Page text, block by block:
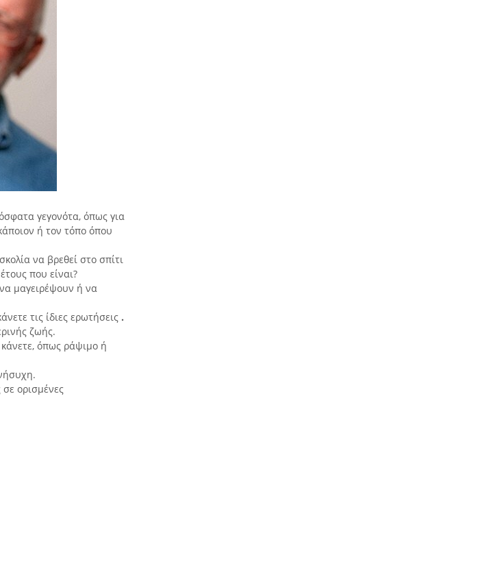
γεγονότα, όπως για
ή τον τόπο όπου
να βρεθεί στο σπίτι
που είναι?
μαγειρέψουν ή να
τις ίδιες ερωτήσεις .
ζωής.
όπως ράψιμο ή
σε ορισμένες